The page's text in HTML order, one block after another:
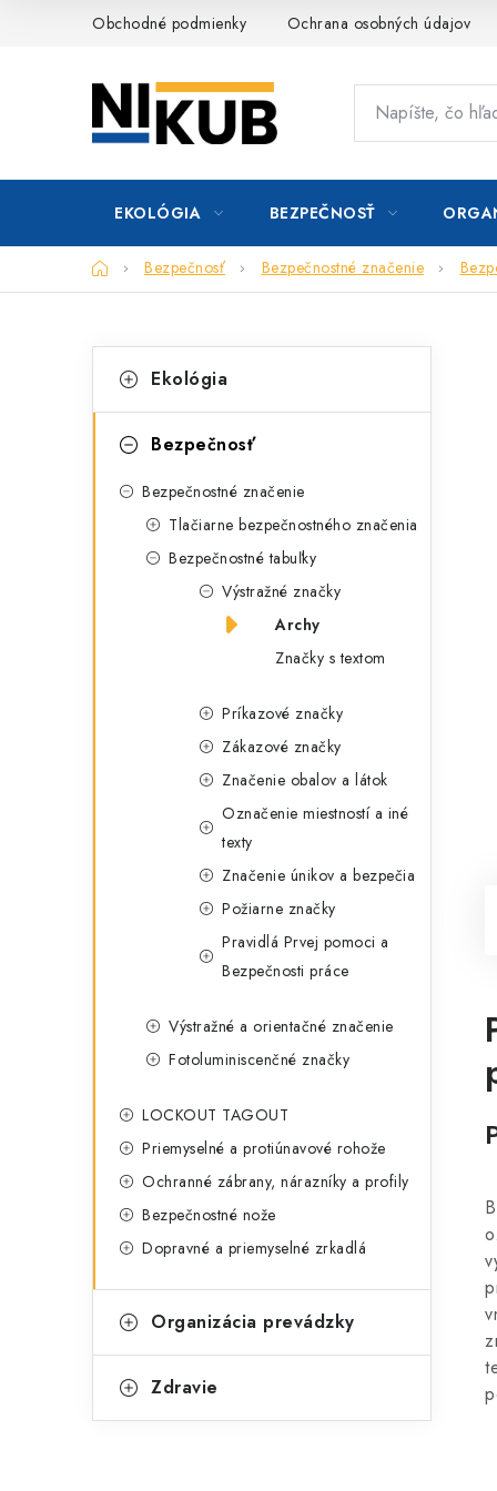
Obchodné podmienky Ochrana osobných údajov
EKOLÓGIA BEZPEČNOSŤ
DomovBezpečnosť Bezpečnostné značenie
okategórie
a
Ekológia
Bezpečnosť
Bezpečnostné značenie
Tlačiarne bezpečnostného značenia
Bezpečnostné tabuľky
Výstražné značky
Archy
Značky s textom
Príkazové značky
Zákazové značky
Značenie obalov a látok
Označenie miestností a iné
texty
Značenie únikov a bezpečia
Požiarne značky
Pravidlá Prvej pomoci a
Bezpečnosti práce
Výstražné a orientačné značenie
Fotoluminiscenčné značky
LOCKOUT TAGOUT
Priemyselné a protiúnavové rohože
Ochranné zábrany, nárazníky a profily
Bezpečnostné nože
Dopravné a priemyselné zrkadlá
Organizácia prevádzky
Zdravie